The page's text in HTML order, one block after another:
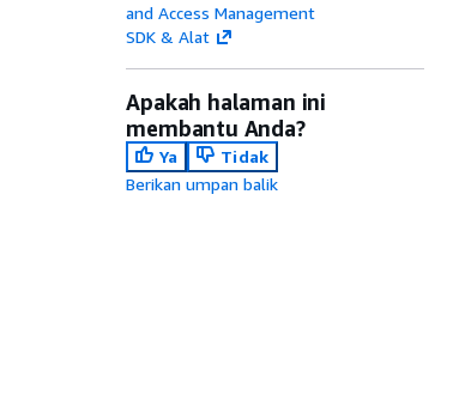
and Access Management
SDK & Alat
Apakah halaman ini
membantu Anda?
Ya
Tidak
Berikan umpan balik